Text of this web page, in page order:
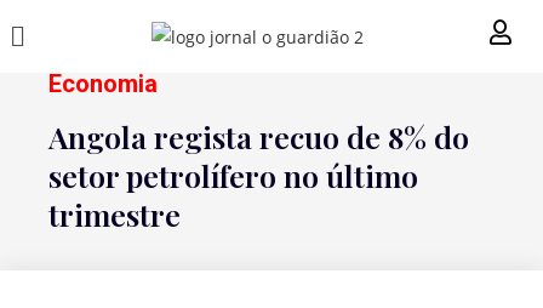
Economia
Angola regista recuo de 8% do
setor petrolífero no último
trimestre